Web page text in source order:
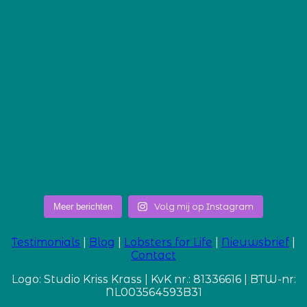
Meer berichten Volg mij op Instagram
Testimonials Blog Lobsters for Life Nieuwsbrief
Contact
Logo: Studio Kriss Krass | KvK nr.: 81336616 | BTW-nr:
NL003564593B31